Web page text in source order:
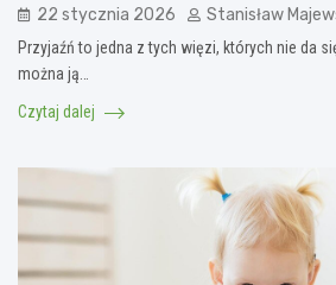
22 stycznia 2026 Stanisław
Przyjaźń to jedna z tych więzi, których nie da
można ją…
Czytaj dalej